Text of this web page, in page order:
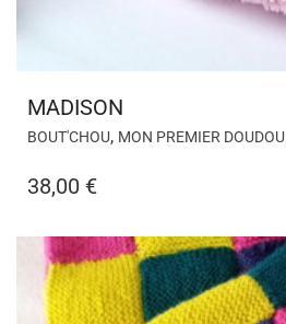
MADISON
BOUT'CHOU, MON PREMIER DOUDOU
38,00 €